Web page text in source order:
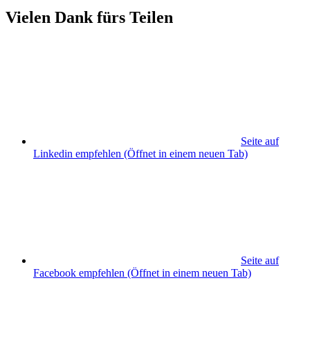
Vielen Dank fürs Teilen
Seite auf
Linkedin empfehlen (Öffnet in einem neuen Tab)
Seite auf
Facebook empfehlen (Öffnet in einem neuen Tab)